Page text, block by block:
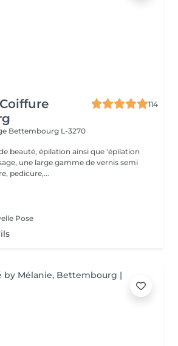
114
Bettembourg L-3270
beauté, épilation ainsi que 'épilation
une large gamme de vernis semi
pedicure,...
Pose